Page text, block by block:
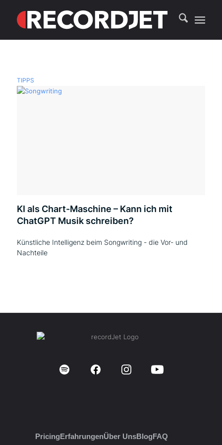
TIPPS
KI als Chart-Maschine – Kann ich mit
ChatGPT Musik schreiben?
Künstliche Intelligenz beim Songwriting - die Vor- und
Nachteile
PricingErfahrungenÜber UnsBlogFAQ